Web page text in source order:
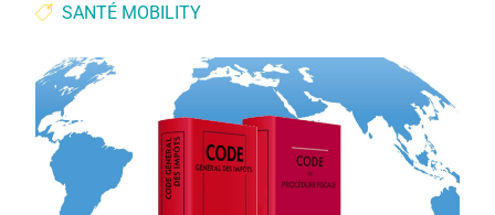
SANTÉ MOBILITY